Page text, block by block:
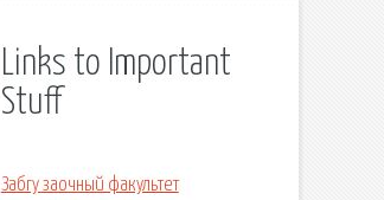
Links to Important
Stuff
Забгу заочный факультет